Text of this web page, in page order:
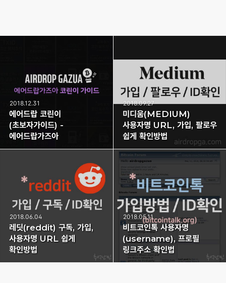
2018.12.31
에어드랍 코린이
(초보자가이드) -
에어드랍가즈아
2018.09.27
미디움(MEDIUM)
사용자명 URL, 가입, 팔로우
쉽게 확인방법
2018.06.04
레딧(reddit) 구독, 가입,
사용자명 URL 쉽게
확인방법
2018.05.11
비트코인톡 사용자명
(username), 프로필
링크주소 확인법